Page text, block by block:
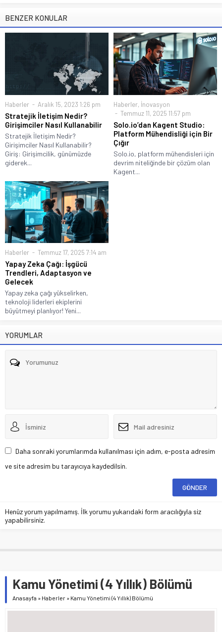
BENZER KONULAR
Haberler Aralık 15, 2023 1:26 pm
Stratejik İletişim Nedir?
Girişimciler Nasıl Kullanabilir
Stratejik İletişim Nedir?
Girişimciler Nasıl Kullanabilir?
Giriş: Girişimcilik, günümüzde
giderek...
Haberler, İnovasyon
Temmuz 11, 2025 11:57 pm
Solo.io’dan Kagent Studio:
Platform Mühendisliği için Bir
Çığır
Solo.io, platform mühendisleri için
devrim niteliğinde bir çözüm olan
Kagent...
Haberler Temmuz 17, 2025 7:14 am
Yapay Zeka Çağı: İşgücü
Trendleri, Adaptasyon ve
Gelecek
Yapay zeka çağı yükselirken,
teknoloji liderleri ekiplerini
büyütmeyi planlıyor! Yeni...
YORUMLAR
Daha sonraki yorumlarımda kullanılması için adım, e-posta adresim
ve site adresim bu tarayıcıya kaydedilsin.
Henüz yorum yapılmamış. İlk yorumu yukarıdaki form aracılığıyla siz
yapabilirsiniz.
Kamu Yönetimi (4 Yıllık) Bölümü
Anasayfa » Haberler » Kamu Yönetimi (4 Yıllık) Bölümü